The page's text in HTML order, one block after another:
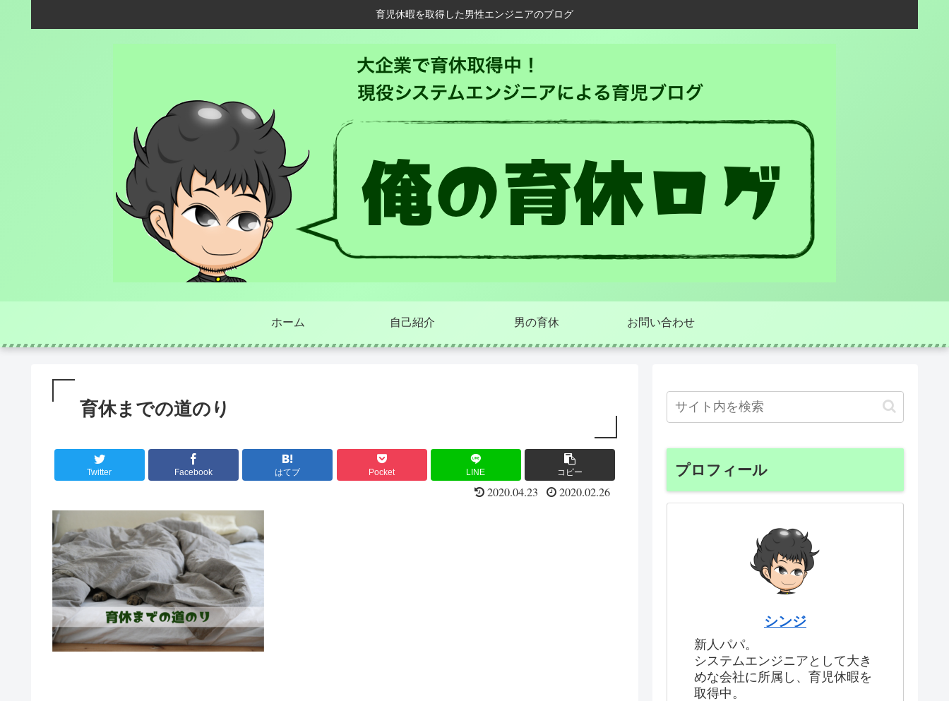
育児休暇を取得した男性エンジニアのブログ
ホーム 自己紹介 男の育休 お問い合わせ
育休までの道のり
Twitter Facebook はてブ Pocket LINE コピー
2020.04.23 2020.02.26
プロフィール
シンジ
新人パパ。
システムエンジニアとして大き
めな会社に所属し、育児休暇を
取得中。